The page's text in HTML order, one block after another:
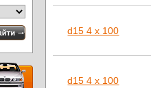
d15 4 x 100
d15 4 x 100